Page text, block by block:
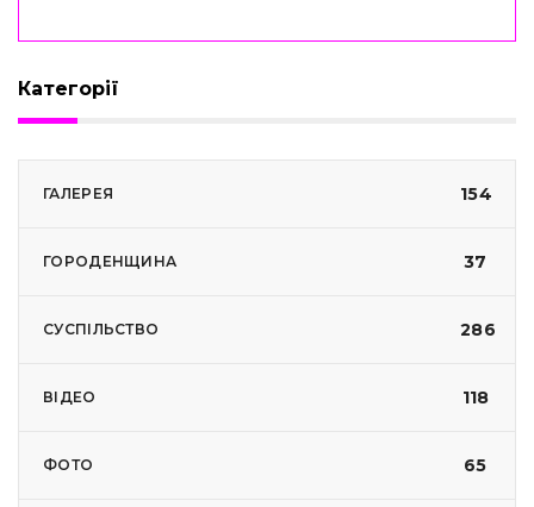
Категорії
ГАЛЕРЕЯ 154
ГОРОДЕНЩИНА 37
СУСПІЛЬСТВО 286
ВІДЕО 118
ФОТО 65